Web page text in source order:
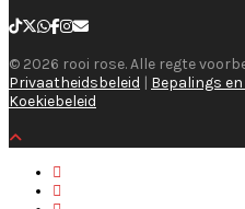
© 2026 rooi rose. Alle regte
Privaatheidsbeleid | Bepalings
Koekiebeleid